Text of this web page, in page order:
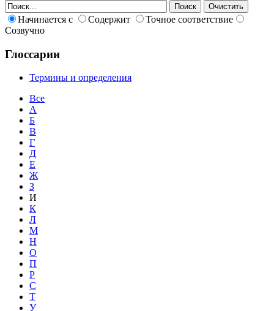
Начинается с Содержит
Точное соответствие
Созвучно
Глоссарии
Термины и определения
Все
А
Б
В
Г
Д
Е
Ж
З
И
К
Л
М
Н
О
П
Р
С
Т
У